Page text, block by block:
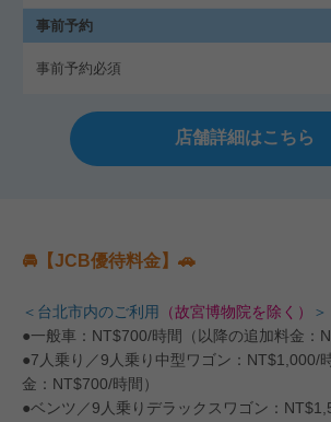
事前予約
事前予約必須
店舗詳細はこちら
🚘【JCB優待料金】🚗
＜台北市内のご利用 （故宮博物院を除く）
＞
●一般車：NT$700/時間（以降の追加料金：
●7人乗り／9人乗り中型ワゴン：NT$1,000/
金：NT$700/時間）
●ベンツ／9人乗りデラックスワゴン：